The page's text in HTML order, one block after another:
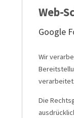
Web-
Google
Wir
verarbeitet.
Die